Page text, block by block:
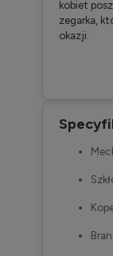
kobiet
zegarka,
okazji.